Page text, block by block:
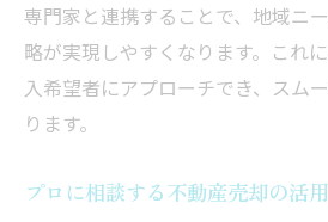
専門家と連携することで、地域ニ
略が実現しやすくなります。これ
入希望者にアプローチでき、スム
ります。
プロに相談する不動産売却の活